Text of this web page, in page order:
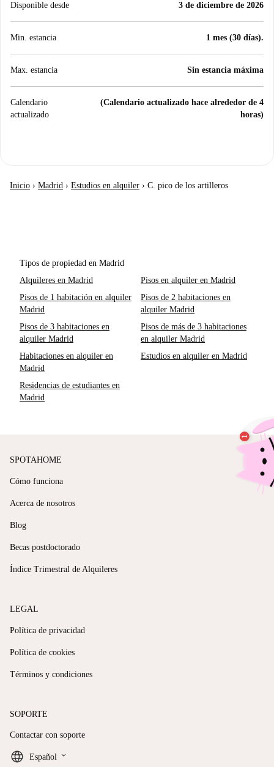
Disponible desde 3 de diciembre de 2026
Min. estancia 1 mes (30 días).
Max. estancia Sin estancia máxima
Calendario
actualizado
(Calendario actualizado hace alrededor de 4
horas)
Inicio › Madrid › Estudios en alquiler › C. pico de los artilleros
Tipos de propiedad en Madrid
Alquileres en Madrid
Pisos en alquiler en Madrid
Pisos de 1 habitación en alquiler
Madrid
Pisos de 2 habitaciones en
alquiler Madrid
Pisos de 3 habitaciones en
alquiler Madrid
Pisos de más de 3 habitaciones
en alquiler Madrid
Habitaciones en alquiler en
Madrid
Estudios en alquiler en Madrid
Residencias de estudiantes en
Madrid
SPOTAHOME
Cómo funciona
Acerca de nosotros
Blog
Becas postdoctorado
Índice Trimestral de Alquileres
LEGAL
Política de privacidad
Política de cookies
Términos y condiciones
SOPORTE
Contactar con soporte
Español keyboard_arrow_down